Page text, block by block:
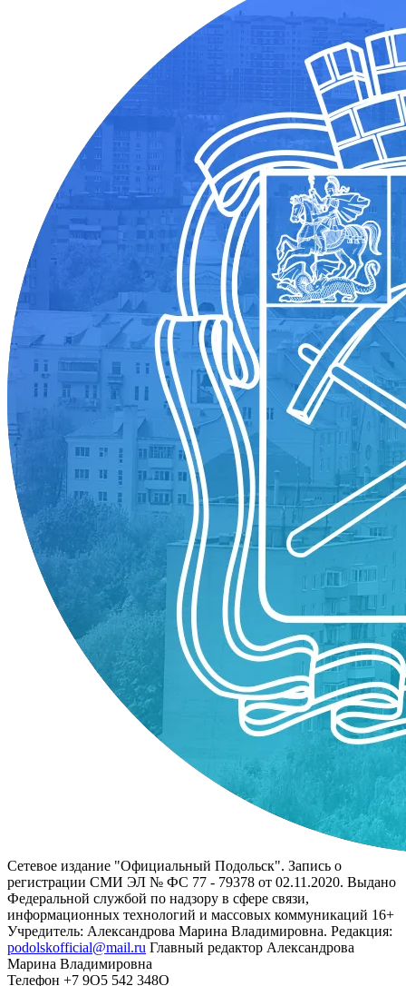
Сетевое издание "Официальный Подольск". Запись о
регистрации СМИ ЭЛ № ФС 77 - 79378 от 02.11.2020. Выдано
Федеральной службой по надзору в сфере связи,
информационных технологий и массовых коммуникаций 16+
Учредитель: Александрова Марина Владимировна. Редакция:
podolskofficial@mail.ru Главный редактор Александрова
Марина Владимировна
Телефон +7 9О5 542 348О